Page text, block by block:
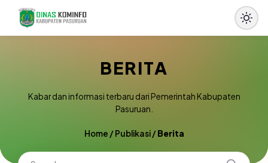
BERITA
Kabar dan informasi terbaru dari Pemerintah Kabupaten
Pasuruan.
Home /Publikasi/Berita